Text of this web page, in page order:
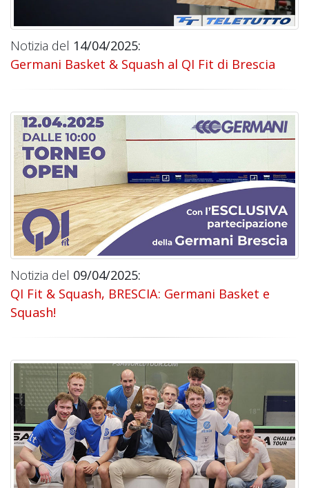
Notizia del 14/04/2025:
Germani Basket & Squash al QI Fit di Brescia
Notizia del 09/04/2025:
QI Fit & Squash, BRESCIA: Germani Basket e
Squash!